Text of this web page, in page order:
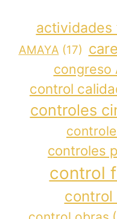
actividades
AMAYA (17)
congreso
control
controles
controles
control
control